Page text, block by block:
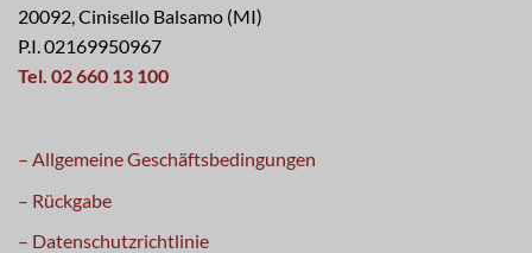
20092, Cinisello Balsamo (MI)
P.I. 02169950967
Tel. 02 660 13 100
– Allgemeine Geschäftsbedingungen
– Rückgabe
– Datenschutzrichtlinie